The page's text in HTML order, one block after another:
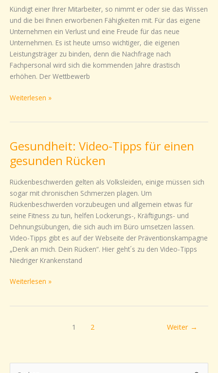
Kündigt einer Ihrer Mitarbeiter, so nimmt er oder sie das Wissen
und die bei Ihnen erworbenen Fähigkeiten mit. Für das eigene
Unternehmen ein Verlust und eine Freude für das neue
Unternehmen. Es ist heute umso wichtiger, die eigenen
Leistungsträger zu binden, denn die Nachfrage nach
Fachpersonal wird sich die kommenden Jahre drastisch
erhöhen. Der Wettbewerb
Weiterlesen »
Gesundheit: Video-Tipps für einen
gesunden Rücken
Rückenbeschwerden gelten als Volksleiden, einige müssen sich
sogar mit chronischen Schmerzen plagen. Um
Rückenbeschwerden vorzubeugen und allgemein etwas für
seine Fitness zu tun, helfen Lockerungs-, Kräftigungs- und
Dehnungsübungen, die sich auch im Büro umsetzen lassen.
Video-Tipps gibt es auf der Webseite der Präventionskampagne
„Denk an mich. Dein Rücken“. Hier geht´s zu den Video-Tipps
Niedriger Krankenstand
Gesundheit:
Tipps
für
gesunden
Rücken
Weiterlesen »
1 2 Weiter →